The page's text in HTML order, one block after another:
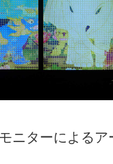
ニターによるア